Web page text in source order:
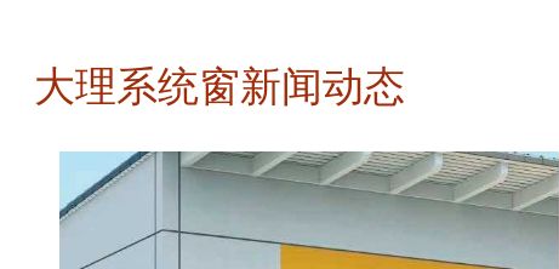
大理系统窗新闻动态